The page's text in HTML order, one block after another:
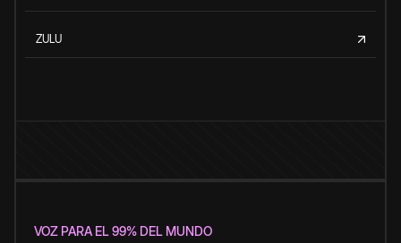
ZULU
VOZ PARA EL 99% DEL MUNDO